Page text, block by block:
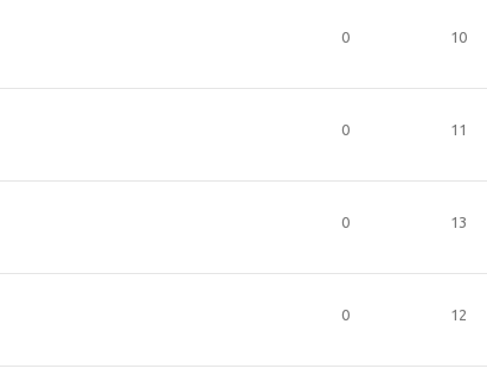
0 10
0 11
0 13
0 12